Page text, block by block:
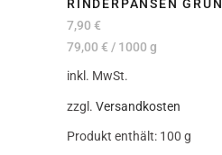
RINDERPANSEN GRÜN
7,90 €
79,00 € / 1000 g
inkl. MwSt.
zzgl. Versandkosten
Produkt enthält: 100 g